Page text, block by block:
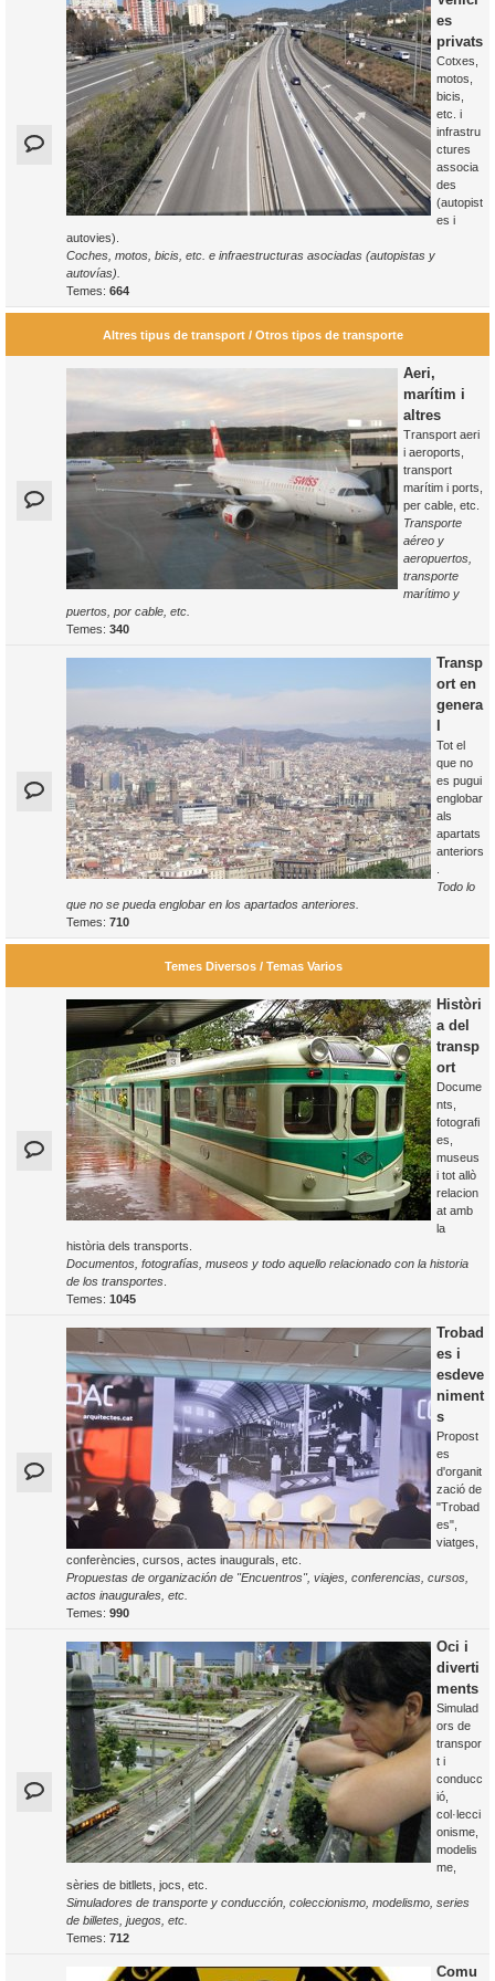
es
privats
Cotxes,
motos,
bicis,
etc. i
infrastru
ctures
associa
des
(autopist
es i
autovies).
Coches, motos, bicis, etc. e infraestructuras asociadas (autopistas y
autovías).
Temes: 664
Altres tipus de transport / Otros tipos de transporte
Aeri,
marítim i
altres
Transport aeri
i aeroports,
transport
marítim i ports,
per cable, etc.
Transporte
aéreo y
aeropuertos,
transporte
marítimo y
puertos, por cable, etc.
Temes: 340
Transp
ort en
genera
Tot el
que no
es pugui
englobar
als
apartats
anteriors
Todo lo
que no se pueda englobar en los apartados anteriores.
Temes: 710
Temes Diversos / Temas Varios
Històri
a del
transp
ort
Docume
nts,
fotografi
es,
museus
i tot allò
relacion
at amb
la
història dels transports.
Documentos, fotografías, museos y todo aquello relacionado con la historia
de los transportes
Temes: 1045
Trobad
es i
esdeve
niment
s
Propost
es
d'organit
zació de
"Trobad
es",
viatges,
conferències, cursos, actes inaugurals, etc.
Propuestas de organización de "Encuentros", viajes, conferencias, cursos,
actos inaugurales, etc.
Temes: 990
Oci i
diverti
ments
Simulad
ors de
transpor
t i
conducc
ió,
col·lecci
onisme,
modelis
me,
sèries de bitllets, jocs, etc.
Simuladores de transporte y conducción, coleccionismo, modelismo, series
de billetes, juegos, etc.
Temes: 712
Comu